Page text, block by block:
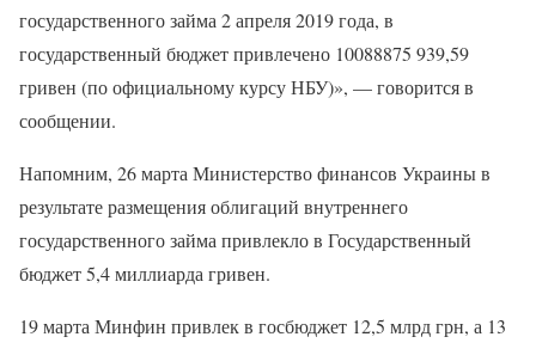
государственного займа 2 апреля 2019 года, в
государственный бюджет привлечено 10088875 939,59
гривен (по официальному курсу НБУ)», — говорится в
сообщении.
Напомним, 26 марта Министерство финансов Украины в
результате размещения облигаций внутреннего
государственного займа привлекло в Государственный
бюджет 5,4 миллиарда гривен.
19 марта Минфин привлек в госбюджет 12,5 млрд грн, а 13